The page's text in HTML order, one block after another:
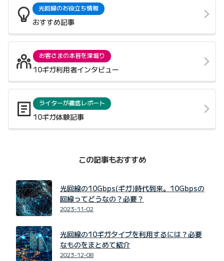
光回線のお役立ち情報
おすすめ記事
お客さまの本音を深堀り
10ギガ利用者インタビュー
ライターが徹底レポート
10ギガ体験記事
この記事もおすすめ
光回線の10Gbps(ギガ)時代到来。10Gbpsの
回線ってどうなの？必要？
2023-11-02
光回線の10ギガタイプを利用するには？必要
なものをまとめて紹介
2023-12-08